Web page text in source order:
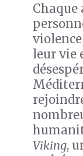
Chaque
leur vie
Viking,